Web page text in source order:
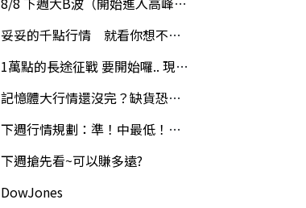
妥妥的千點行情 就看你想不想要而已
1萬點的長途征戰 要開始囉.. 現在進場贏在起跑點
記憶體大行情還沒完？缺貨恐燒到2028 華邦電爆量...
下週行情規劃：準！中最低！持續卡位？數千點？列...
下週搶先看~可以賺多遠?
DowJones